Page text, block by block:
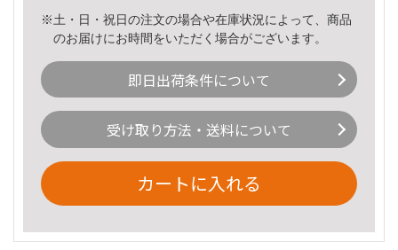
※土・日・祝日の注文の場合や在庫状況によって、商品
のお届けにお時間をいただく場合がございます。
即日出荷条件について
受け取り方法・送料について
カートに入れる